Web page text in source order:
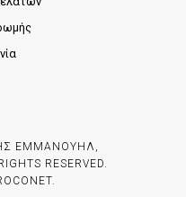
ΕΜΜΑΝΟΥΗΛ,
RESERVED.